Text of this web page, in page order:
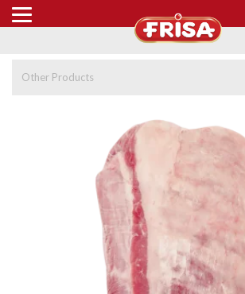
Other Products